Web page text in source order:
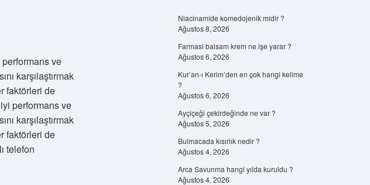
ve
karşılaştırmak
faktörleri de
performans ve
karşılaştırmak
faktörleri de
telefon
Niacinamide komedojenik midir ?
Ağustos 8, 2026
Farmasi balsam krem ne işe yarar ?
Ağustos 6, 2026
Kur’an-ı Kerim’den en çok hangi kelime
?
Ağustos 6, 2026
Ayçiçeği çekirdeğinde ne var ?
Ağustos 5, 2026
Bulmacada kısırlık nedir ?
Ağustos 4, 2026
Arca Savunma hangi yılda kuruldu ?
Ağustos 4, 2026